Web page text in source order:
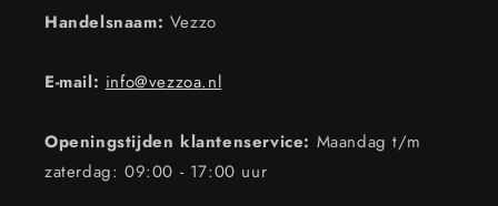
Handelsnaam: Vezzo
E-mail: info@vezzoa.nl
Openingstijden klantenservice: Maandag t/m
zaterdag: 09:00 - 17:00 uur